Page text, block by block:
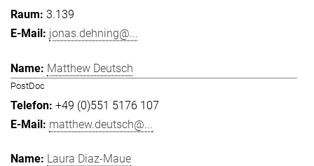
3.139
jonas.dehning@...
Matthew Deutsch
PostDoc
+49 (0)551 5176 107
matthew.deutsch@...
Laura Diaz-Maue